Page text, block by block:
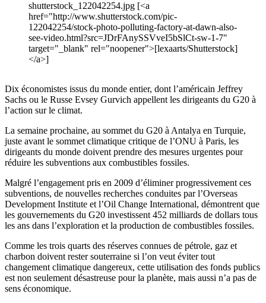
shutterstock_122042254.jpg [<a
href="http://www.shutterstock.com/pic-
122042254/stock-photo-polluting-factory-at-dawn-also-
see-video.html?src=JDrFAnySSVveI5bSlCt-sw-1-7"
target="_blank" rel="noopener">[lexaarts/Shutterstock]
</a>]
Dix économistes issus du monde entier, dont l’américain Jeffrey
Sachs ou le Russe Evsey Gurvich appellent les dirigeants du G20 à
l’action sur le climat.
La semaine prochaine, au sommet du G20 à Antalya en Turquie,
juste avant le sommet climatique critique de l’ONU à Paris, les
dirigeants du monde doivent prendre des mesures urgentes pour
réduire les subventions aux combustibles fossiles.
Malgré l’engagement pris en 2009 d’éliminer progressivement ces
subventions, de nouvelles recherches conduites par l’Overseas
Development Institute et l’Oil Change International, démontrent que
les gouvernements du G20 investissent 452 milliards de dollars tous
les ans dans l’exploration et la production de combustibles fossiles.
Comme les trois quarts des réserves connues de pétrole, gaz et
charbon doivent rester souterraine si l’on veut éviter tout
changement climatique dangereux, cette utilisation des fonds publics
est non seulement désastreuse pour la planète, mais aussi n’a pas de
sens économique.